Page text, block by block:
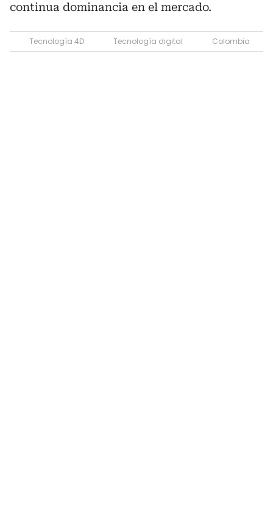
continua dominancia en el mercado.
Tecnología 4D Tecnología digital Colombia